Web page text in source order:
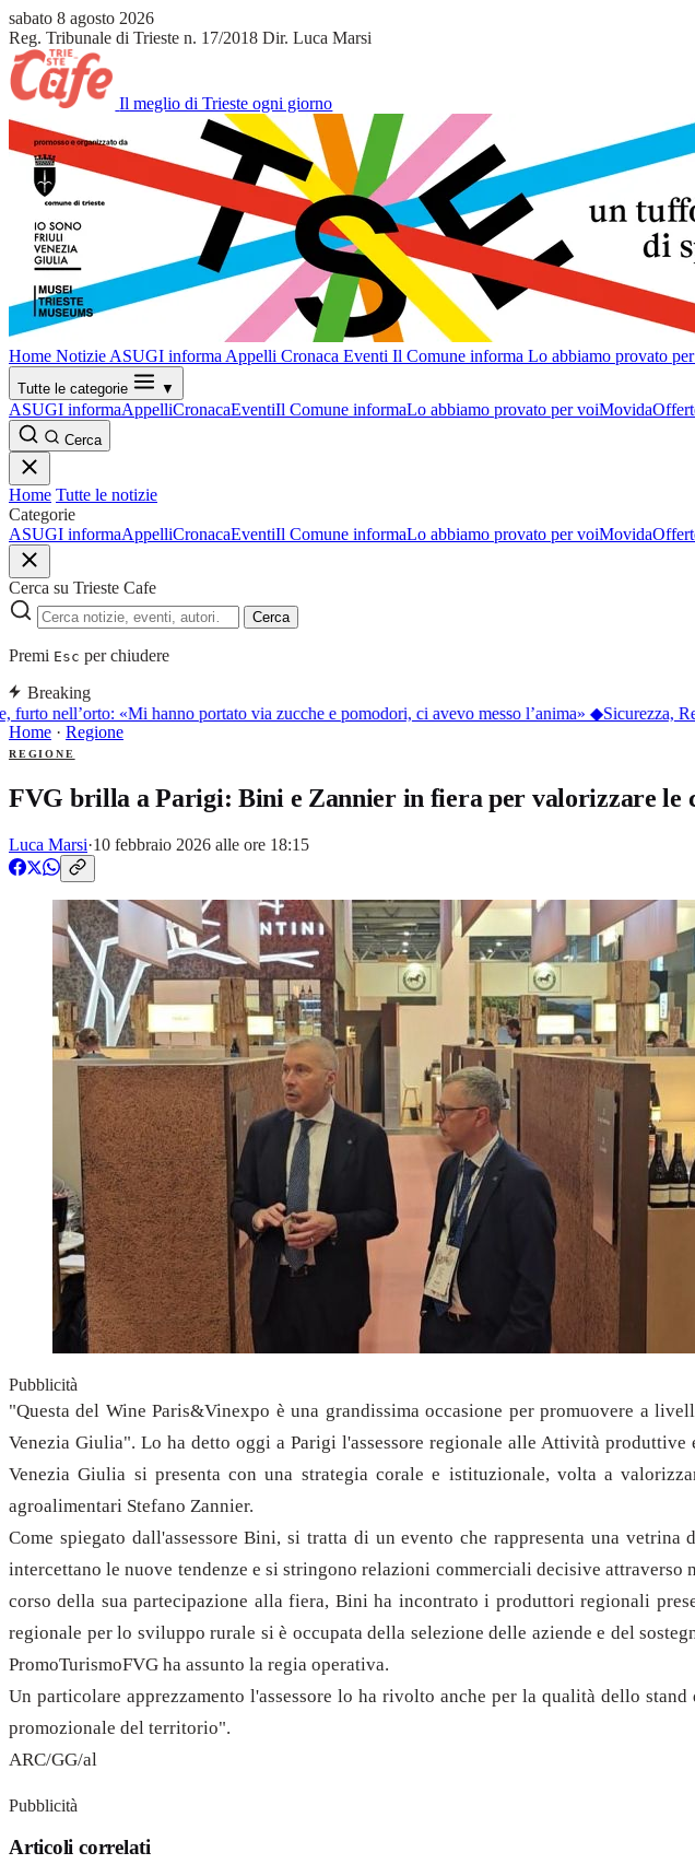
sabato 8 agosto 2026
Reg. Tribunale di Trieste n. 17/2018 Dir. Luca Marsi
Il meglio di Trieste ogni giorno
Home Notizie ASUGI informa Appelli Cronaca Eventi Il Comune informa Lo abbiamo provato
Tutte le categorie ▼
ASUGI informaAppelliCronacaEventiIl Comune informaLo abbiamo provato per voiMovida
Cerca
Home Tutte le notizie
Categorie
ASUGI informaAppelliCronacaEventiIl Comune informaLo abbiamo provato per voiMovida
Cerca su Trieste Cafe
Cerca
Premi Esc per chiudere
Breaking
nell’orto: «Mi hanno portato via zucche e pomodori, ci avevo messo l’anima»◆Sicurezza,
Home · Regione
REGIONE
FVG brilla a Parigi: Bini e Zannier in fiera per valorizzare le
Luca Marsi·10 febbraio 2026 alle ore 18:15
Pubblicità
"Questa del Wine Paris&Vinexpo è una grandissima occasione per promuovere a
Venezia Giulia". Lo ha detto oggi a Parigi l'assessore regionale alle Attività
Venezia Giulia si presenta con una strategia corale e istituzionale, volta a
agroalimentari Stefano Zannier.
Come spiegato dall'assessore Bini, si tratta di un evento che rappresenta una
intercettano le nuove tendenze e si stringono relazioni commerciali decisive
corso della sua partecipazione alla fiera, Bini ha incontrato i produttori regionali
regionale per lo sviluppo rurale si è occupata della selezione delle aziende e del
PromoTurismoFVG ha assunto la regia operativa.
Un particolare apprezzamento l'assessore lo ha rivolto anche per la qualità dello
promozionale del territorio".
ARC/GG/al
Pubblicità
Articoli correlati